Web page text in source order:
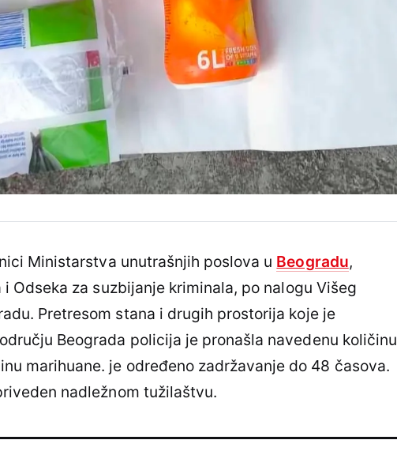
Ministarstva unutrašnjih poslova u Beogradu,
Odseka za suzbijanje kriminala, po nalogu Višeg
Pretresom stana i drugih prostorija koje je
Beograda policija je pronašla navedenu količinu
marihuane. je određeno zadržavanje do 48 časova.
nadležnom tužilaštvu.